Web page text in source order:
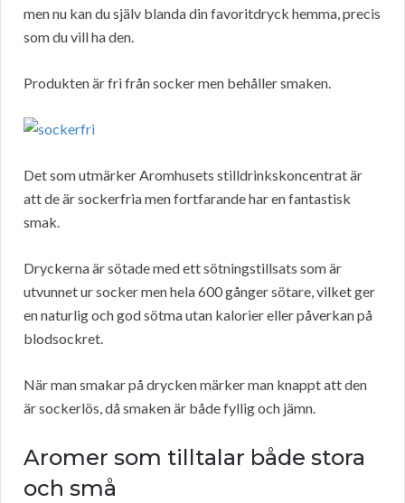
men nu kan du själv blanda din favoritdryck hemma, precis
som du vill ha den.
Produkten är fri från socker men behåller smaken.
Det som utmärker Aromhusets stilldrinkskoncentrat är
att de är sockerfria men fortfarande har en fantastisk
smak.
Dryckerna är sötade med ett sötningstillsats som är
utvunnet ur socker men hela 600 gånger sötare, vilket ger
en naturlig och god sötma utan kalorier eller påverkan på
blodsockret.
När man smakar på drycken märker man knappt att den
är sockerlös, då smaken är både fyllig och jämn.
Aromer som tilltalar både stora
och små